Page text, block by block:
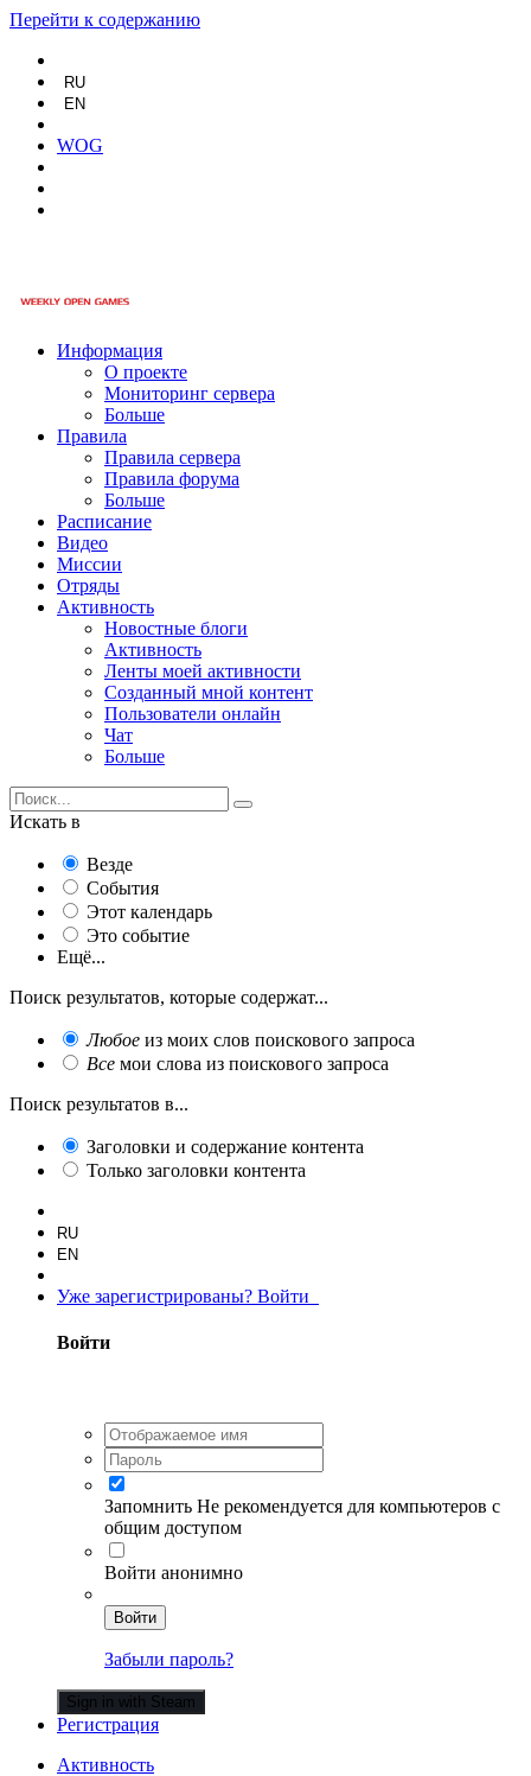
Перейти к содержанию
RU
EN
WOG
Информация
О проекте
Мониторинг сервера
Больше
Правила
Правила сервера
Правила форума
Больше
Расписание
Видео
Миссии
Отряды
Активность
Новостные блоги
Активность
Ленты моей активности
Созданный мной контент
Пользователи онлайн
Чат
Больше
Искать в
Везде
События
Этот календарь
Это событие
Ещё...
Поиск результатов, которые содержат...
Любое из моих слов поискового запроса
Все мои слова из поискового запроса
Поиск результатов в...
Заголовки и содержание контента
Только заголовки контента
RU
EN
Уже зарегистрированы? Войти
Войти
Запомнить Не рекомендуется для компьютеров с
общим доступом
Войти анонимно
Войти
Забыли пароль?
Sign in with Steam
Регистрация
Активность